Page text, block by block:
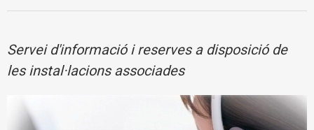
Servei d'informació i reserves a disposició de
les instal·lacions associades